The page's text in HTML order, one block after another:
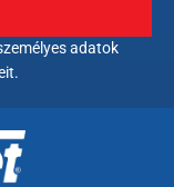
adatok